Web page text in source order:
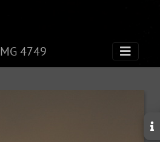
MG 4749